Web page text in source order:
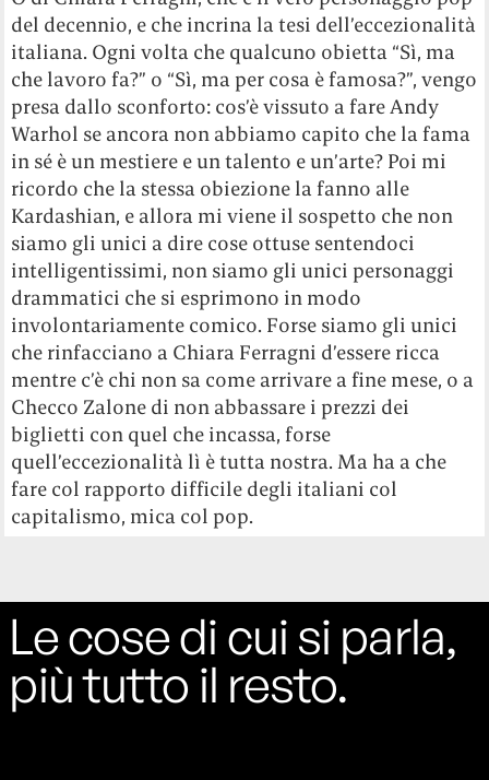
del decennio, e che incrina la tesi dell’eccezionalità
italiana. Ogni volta che qualcuno obietta “Sì, ma
che lavoro fa?” o “Sì, ma per cosa è famosa?”, vengo
presa dallo sconforto: cos’è vissuto a fare Andy
Warhol se ancora non abbiamo capito che la fama
in sé è un mestiere e un talento e un’arte? Poi mi
ricordo che la stessa obiezione la fanno alle
Kardashian, e allora mi viene il sospetto che non
siamo gli unici a dire cose ottuse sentendoci
intelligentissimi, non siamo gli unici personaggi
drammatici che si esprimono in modo
involontariamente comico. Forse siamo gli unici
che rinfacciano a Chiara Ferragni d’essere ricca
mentre c’è chi non sa come arrivare a fine mese, o a
Checco Zalone di non abbassare i prezzi dei
biglietti con quel che incassa, forse
quell’eccezionalità lì è tutta nostra. Ma ha a che
fare col rapporto difficile degli italiani col
capitalismo, mica col pop.
Le cose di cui si parla,
più tutto il resto.